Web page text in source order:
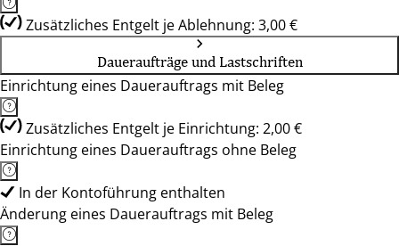
Zusätzliches Entgelt je Ablehnung: 3,00 €
Daueraufträge und Lastschriften
Einrichtung eines Dauerauftrags mit Beleg
Zusätzliches Entgelt je Einrichtung: 2,00 €
Einrichtung eines Dauerauftrags ohne Beleg
In der Kontoführung enthalten
Änderung eines Dauerauftrags mit Beleg